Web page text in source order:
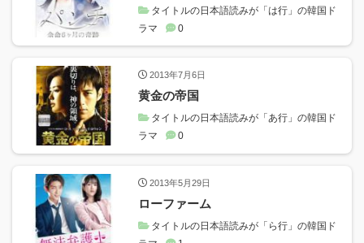
タイトルの日本語読みが「は行」の韓国ド
ラマ
0
2013年7月6日
黄金の帝国
タイトルの日本語読みが「あ行」の韓国ド
ラマ
0
2013年5月29日
ローファーム
タイトルの日本語読みが「ら行」の韓国ド